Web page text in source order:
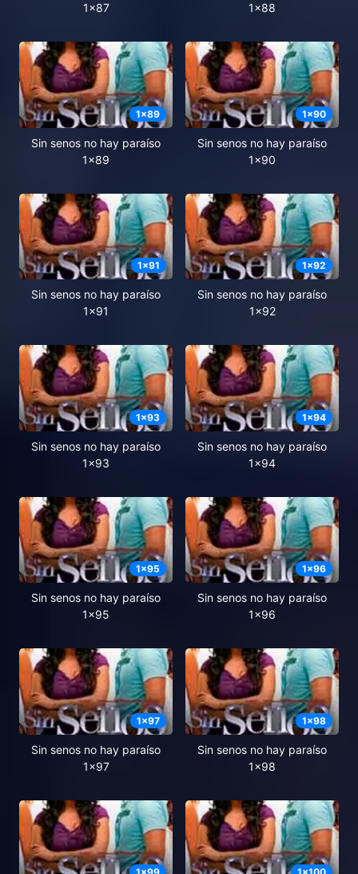
1x87
1x88
1x89
Sin senos no hay paraíso
1x89
1x90
Sin senos no hay paraíso
1x90
1x91
Sin senos no hay paraíso
1x91
1x92
Sin senos no hay paraíso
1x92
1x93
Sin senos no hay paraíso
1x93
1x94
Sin senos no hay paraíso
1x94
1x95
Sin senos no hay paraíso
1x95
1x96
Sin senos no hay paraíso
1x96
1x97
Sin senos no hay paraíso
1x97
1x98
Sin senos no hay paraíso
1x98